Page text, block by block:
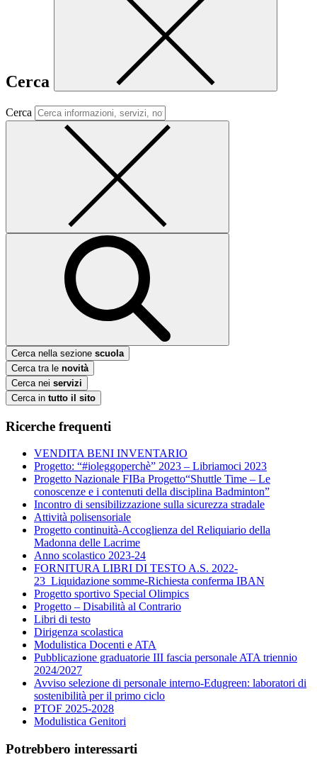
Cerca
Cerca
Cerca nella sezione scuola
Cerca tra le novità
Cerca nei servizi
Cerca in tutto il sito
Ricerche frequenti
VENDITA BENI INVENTARIO
Progetto: “#ioleggoperchè” 2023 – Libriamoci 2023
Progetto Nazionale FIBa Progetto“Shuttle Time – Le
conoscenze e i contenuti della disciplina Badminton”
Incontro di sensibilizzazione sulla sicurezza stradale
Attività polisensoriale
Progetto continuità-Accoglienza del Reliquiario della
Madonna delle Lacrime
Anno scolastico 2023-24
FORNITURA LIBRI DI TESTO A.S. 2022-
23_Liquidazione somme-Richiesta conferma IBAN
Progetto sportivo Special Olimpics
Progetto – Disabilità al Contrario
Libri di testo
Dirigenza scolastica
Modulistica Docenti e ATA
Pubblicazione graduatorie III fascia personale ATA triennio
2024/2027
Avviso selezione di personale interno-Edugreen: laboratori di
sostenibilità per il primo ciclo
PTOF 2025-2028
Modulistica Genitori
Potrebbero interessarti